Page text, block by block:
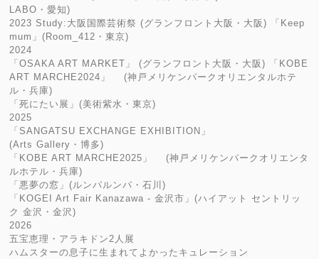
LABO・愛知)
2023 Study:大阪国際芸術祭 (グランフロント大阪・大阪) 「Keep
mum」(Room_412・東京)
2024
「OSAKA ART MARKET」 (グランフロント大阪・大阪) 「KOBE
ART MARCHE2024」 (神戸メリケンパークオリエンタルホテ
ル・兵庫)
「死にたい展」(美術紫水・東京)
2025
「SANGATSU EXCHANGE EXHIBITION」
(Arts Gallery・博多)
「KOBE ART MARCHE2025」 (神戸メリケンパークオリエンタ
ルホテル・兵庫)
「悪夢の窓」(ルンパルンパ・石川)
「KOGEI Art Fair Kanazawa - 金沢市」(ハイアット セントリッ
ク 金沢・金沢)
2026
五宝恵理・アラキドン2人展
ハムスターの息子に生まれてよかったキュレーション